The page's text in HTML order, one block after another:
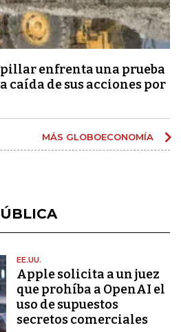
enfrenta una prueba
caída de sus acciones por
MÁS GLOBOECONOMÍA
EE.UU.
Apple solicita a un juez
que prohíba a OpenAI el
uso de supuestos
secretos comerciales